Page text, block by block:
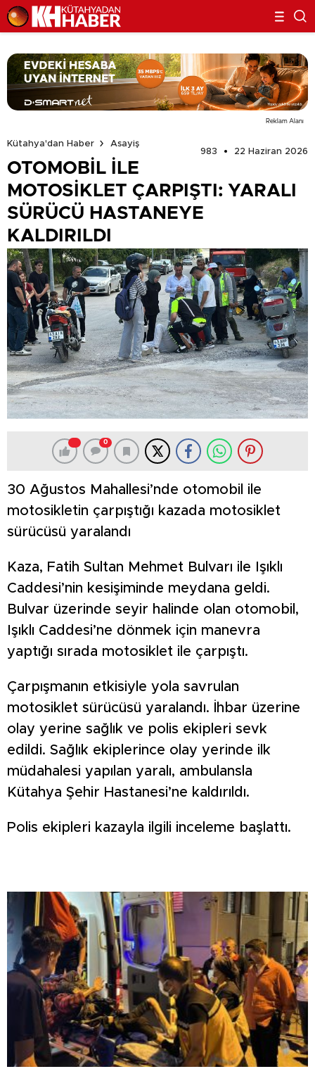
Reklam Alanı
Kütahya'dan Haber
Asayiş
983
22 Haziran 2026
OTOMOBİL İLE
MOTOSİKLET ÇARPIŞTI: YARALI
SÜRÜCÜ HASTANEYE
KALDIRILDI
0
30 Ağustos Mahallesi’nde otomobil ile
motosikletin çarpıştığı kazada motosiklet
sürücüsü yaralandı
Kaza, Fatih Sultan Mehmet Bulvarı ile Işıklı
Caddesi’nin kesişiminde meydana geldi.
Bulvar üzerinde seyir halinde olan otomobil,
Işıklı Caddesi’ne dönmek için manevra
yaptığı sırada motosiklet ile çarpıştı.
Çarpışmanın etkisiyle yola savrulan
motosiklet sürücüsü yaralandı. İhbar üzerine
olay yerine sağlık ve polis ekipleri sevk
edildi. Sağlık ekiplerince olay yerinde ilk
müdahalesi yapılan yaralı, ambulansla
Kütahya Şehir Hastanesi’ne kaldırıldı.
Polis ekipleri kazayla ilgili inceleme başlattı.